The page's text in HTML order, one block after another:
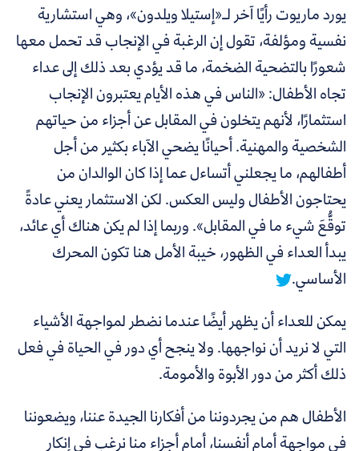
يورد ماريوت رأيًا آخر لـ«إستيلا ويلدون»، وهي استشارية
نفسية ومؤلفة، تقول إن الرغبة في الإنجاب قد تحمل معها
شعورًا بالتضحية الضخمة، ما قد يؤدي بعد ذلك إلى عداء
تجاه الأطفال:«الناس في هذه الأيام يعتبرون الإنجاب
استثمارًا، لأنهم يتخلون في المقابل عن أجزاء من حياتهم
الشخصية والمهنية. أحيانًا يضحي الآباء بكثير من أجل
أطفالهم، ما يجعلني أتساءل عما إذا كان الوالدان من
يحتاجون الأطفال وليس العكس. لكن الاستثمار يعني عادةً
توقُّعَ شيء ما في المقابل». وربما إذا لم يكن هناك أي عائد،
يبدأ العداء في الظهور،خيبة الأمل هنا تكون المحرك
الأساسي.
يمكن للعداء أن يظهر أيضًا عندما نضطر لمواجهة الأشياء
التي لا نريد أن نواجهها. ولا ينجح أي دور في الحياة في فعل
ذلك أكثر من دور الأبوة والأمومة.
الأطفال هم من يجردوننا من أفكارنا الجيدة عننا، ويضعوننا
في مواجهة أمام أنفسنا، أمام أجزاء منا نرغب في إنكار